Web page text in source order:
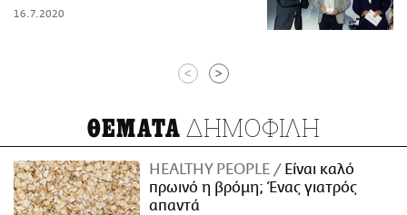
16.7.2020
< >
ΘΕΜΑΤΑ ΔΗΜΟΦΙΛΗ
HEALTHY PEOPLE
Είναι καλό
πρωινό η βρόμη; Ένας γιατρός
απαντά